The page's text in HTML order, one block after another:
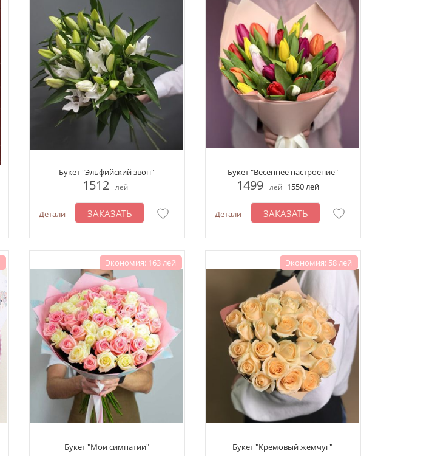
Букет "Эльфийский звон"
1512 лей
Детали ЗАКАЗАТЬ
Букет "Весеннее настроение"
1499 лей 1550лей
Детали ЗАКАЗАТЬ
Экономия: 163 лей
Букет "Мои симпатии"
Экономия: 58 лей
Букет "Кремовый жемчуг"